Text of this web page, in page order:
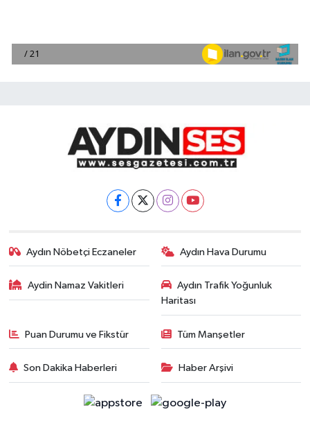
Aydın Nöbetçi Eczaneler Aydın Hava Durumu
Aydin Namaz Vakitleri
Aydın Trafik Yoğunluk
Haritası
Puan Durumu ve Fikstür Tüm Manşetler
Son Dakika Haberleri Haber Arşivi